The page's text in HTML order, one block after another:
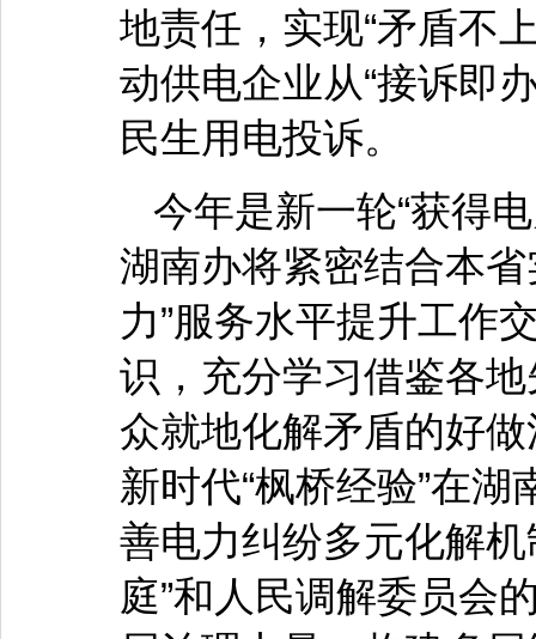
地责任，实现“矛盾不
动供电企业从“接诉即
民生用电投诉。
今年是新一轮“获得
湖南办将紧密结合本
力”服务水平提升工作
识，充分学习借鉴各
众就地化解矛盾的好
新时代“枫桥经验”在
善电力纠纷多元化解
庭”和人民调解委员会